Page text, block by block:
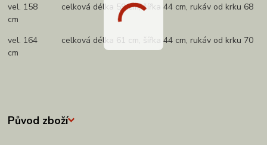
vel. 158 celková délka 59 cm, šířka 44 cm, rukáv od krku 68
cm
vel. 164 celková délka 61 cm, šířka 44 cm, rukáv od krku 70
cm
Původ zboží